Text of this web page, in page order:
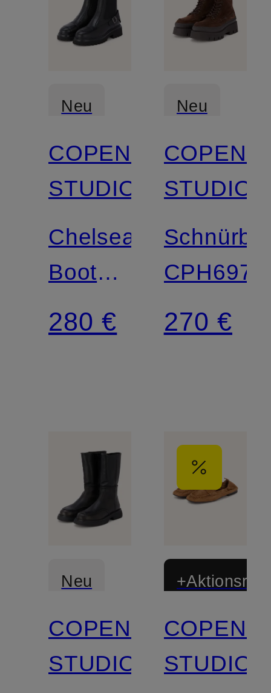
Neu
COPENHAGEN
STUDIOS
Chelsea-
Boots
CPH950
280 €
Neu
STUDIOS
CPH697
270 €
Neu
COPENHAGEN
STUDIOS
STUDIOS